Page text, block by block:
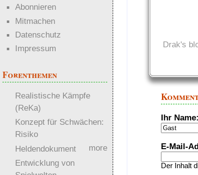
Drak's
Ihr
E-Mail-
Der Inhalt
Abonnieren
Mitmachen
Datenschutz
Impressum
Forenthemen
Realistische Kämpfe
(ReKa)
Konzept für Schwächen:
Risiko
Heldendokument
Entwicklung von
more